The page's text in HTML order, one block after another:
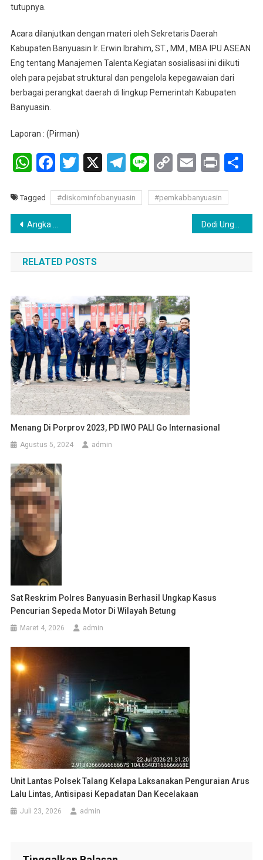
tutupnya.
Acara dilanjutkan dengan materi oleh Sekretaris Daerah
Kabupaten Banyuasin Ir. Erwin Ibrahim, ST., MM., MBA IPU ASEAN
Eng tentang Manajemen Talenta.Kegiatan sosialisasi ini diikuti
oleh para pejabat struktural dan pengelola kepegawaian dari
berbagai perangkat daerah di lingkup Pemerintah Kabupaten
Banyuasin.
Laporan : (Pirman)
WhatsApp
Facebook
Twitter
X Telegram
LineCopyEmail
Print
Tagged #diskominfobanyuasin #pemkabbanyuasin
Navigasi
pos
Angka Kemiskinan Sumsel Capai 1 Digit, Bupati Askolani Ucapkan Selamat Atas Kinerja Gubernur Dan Wakil Gubernur Sumsel
RELATED POSTS
Menang Di Porprov 2023, PD IWO PALI Go Internasional
Agustus 5, 2024 admin
Sat Reskrim Polres Banyuasin Berhasil Ungkap Kasus
Pencurian Sepeda Motor Di Wilayah Betung
Maret 4, 2026 admin
Unit Lantas Polsek Talang Kelapa Laksanakan Penguraian Arus
Lalu Lintas, Antisipasi Kepadatan Dan Kecelakaan
Juli 23, 2026 admin